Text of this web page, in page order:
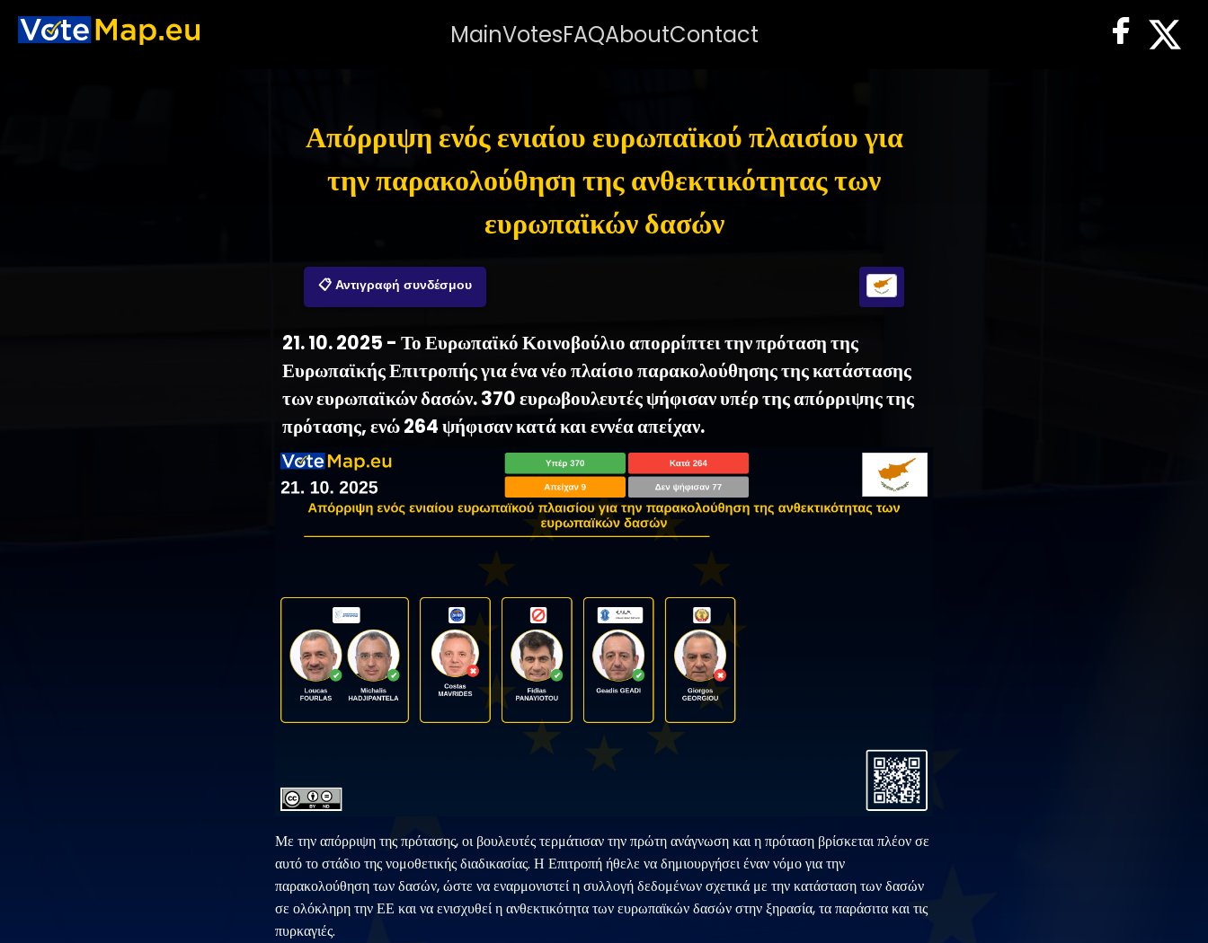
MainVotesFAQAboutContact
Απόρριψη ενός ενιαίου ευρωπαϊκού πλαισίου για
την παρακολούθηση της ανθεκτικότητας των
ευρωπαϊκών δασών
📋 Αντιγραφή συνδέσμου
21. 10. 2025 - Το Ευρωπαϊκό Κοινοβούλιο απορρίπτει την πρόταση της
Ευρωπαϊκής Επιτροπής για ένα νέο πλαίσιο παρακολούθησης της κατάστασης
των ευρωπαϊκών δασών. 370 ευρωβουλευτές ψήφισαν υπέρ της απόρριψης της
πρότασης, ενώ 264 ψήφισαν κατά και εννέα απείχαν.
Με την απόρριψη της πρότασης, οι βουλευτές τερμάτισαν την πρώτη ανάγνωση και η πρόταση βρίσκεται πλέον σε
αυτό το στάδιο της νομοθετικής διαδικασίας. Η Επιτροπή ήθελε να δημιουργήσει έναν νόμο για την
παρακολούθηση των δασών, ώστε να εναρμονιστεί η συλλογή δεδομένων σχετικά με την κατάσταση των δασών
σε ολόκληρη την ΕΕ και να ενισχυθεί η ανθεκτικότητα των ευρωπαϊκών δασών στην ξηρασία, τα παράσιτα και τις
πυρκαγιές.